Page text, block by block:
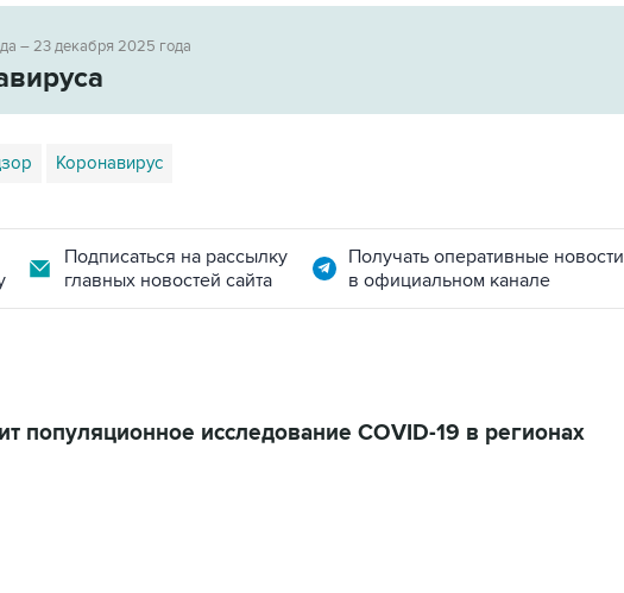
– 23 декабря 2025 года
Коронавирус
Подписаться на рассылку
главных новостей сайта
Получать оперативные новости
в официальном канале
популяционное исследование COVID-19 в регионах